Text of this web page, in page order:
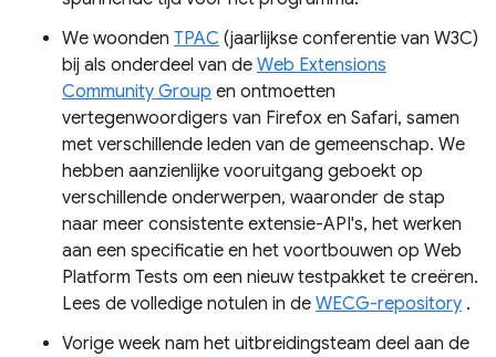
We woonden TPAC (jaarlijkse conferentie van W3C)
bij als onderdeel van de Web Extensions
Community Group en ontmoetten
vertegenwoordigers van Firefox en Safari, samen
met verschillende leden van de gemeenschap. We
hebben aanzienlijke vooruitgang geboekt op
verschillende onderwerpen, waaronder de stap
naar meer consistente extensie-API's, het werken
aan een specificatie en het voortbouwen op Web
Platform Tests om een ​​nieuw testpakket te creëren.
Lees de volledige notulen in de WECG-repository .
Vorige week nam het uitbreidingsteam deel aan de